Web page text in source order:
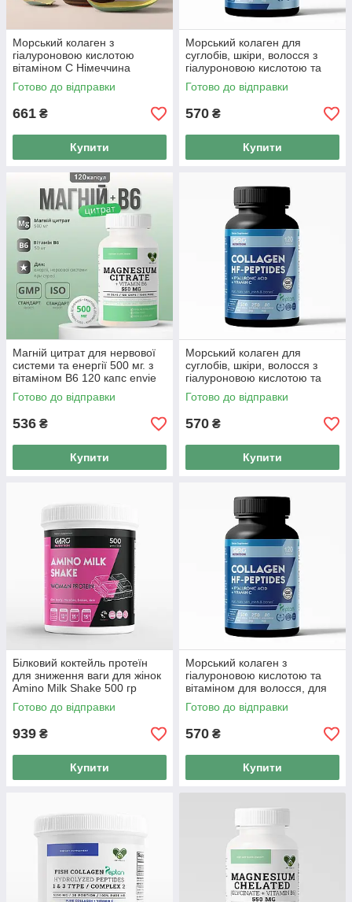
Морський колаген з
гіалуроновою кислотою
вітаміном С Німеччина
Botanical
Готово до відправки
661 ₴
Купити
Морський колаген для
суглобів, шкіри, волосся з
гіалуроновою кислотою та
вітаміном С Garo Nutrition
Готово до відправки
570 ₴
Купити
Магній цитрат для нервової
системи та енергії 500 мг. з
вітаміном В6 120 капс envie
lab
Готово до відправки
536 ₴
Купити
Морський колаген для
суглобів, шкіри, волосся з
гіалуроновою кислотою та
вітаміном С Garo Nutrition
Готово до відправки
570 ₴
Купити
Білковий коктейль протеїн
для зниження ваги для жінок
Amino Milk Shake 500 гр
шоколад
Готово до відправки
939 ₴
Купити
Морський колаген з
гіалуроновою кислотою та
вітаміном для волосся, для
суглобів З 99% засвоєння
Французький
Готово до відправки
570 ₴
Купити